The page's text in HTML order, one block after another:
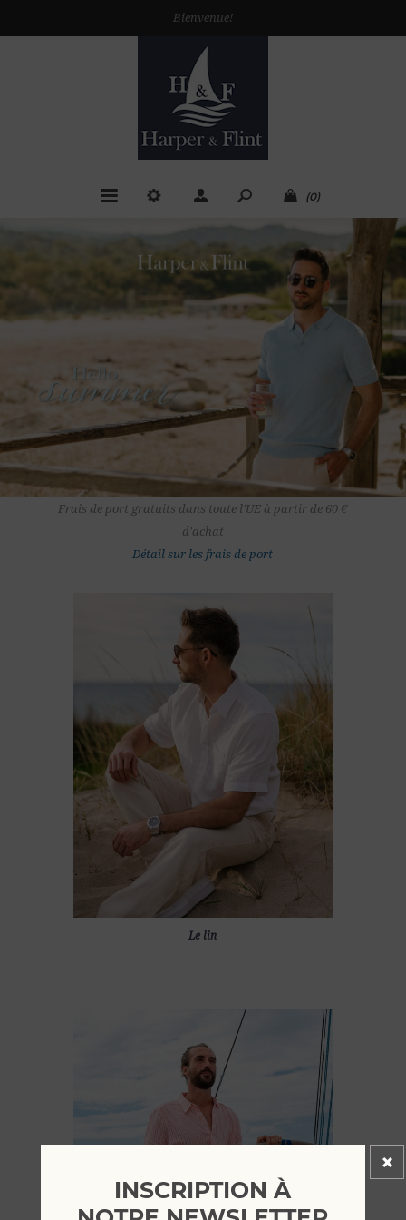
Bienvenue!
(0)
Frais de port gratuits dans toute l'UE à partir de 60 €
d'achat
Détail sur les frais de port
Le lin
INSCRIPTION À